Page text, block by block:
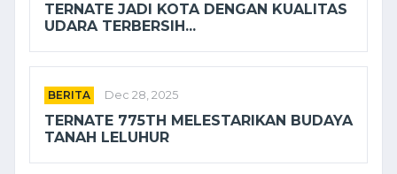
TERNATE JADI KOTA DENGAN KUALITAS
UDARA TERBERSIH...
BERITA Dec 28, 2025
TERNATE 775TH MELESTARIKAN BUDAYA
TANAH LELUHUR